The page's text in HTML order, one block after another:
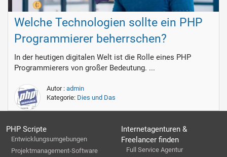
Welche Technologien sollte ein PHP
Programmierer beherrschen?
In der heutigen digitalen Welt ist die Rolle eines PHP
Programmierers von großer Bedeutung. ...
Autor : admin
Kategorie: Dies und Das
PHP Scripte
Entwicklungsumgebungen
Projektmanagement-Software
Internetagenturen &
Freelancer finden
Full Service Agentur